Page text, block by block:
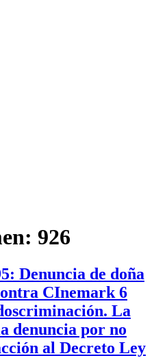
926
Denuncia de doña
CInemark 6
La
denuncia por no
al Decreto Ley